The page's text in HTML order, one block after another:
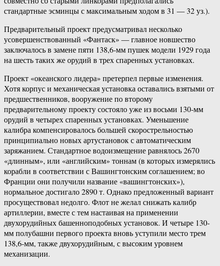
стандартные эсминцы с максимальным ходом в 31 — 32 уз.).
Предварительный проект предусматривал несколько
усовершенствованный «Фантаск» — главное новшество
заключалось в замене пяти 138,6-мм пушек модели 1929 года
на шесть таких же орудий в трех спаренных установках.
Проект «океанского лидера» претерпел первые изменения.
Хотя корпус и механическая установка оставались взятыми от
предшественников, вооружение по второму
предварительному проекту состояло уже из восьми 130-мм
орудий в четырех спаренных установках. Уменьшение
калибра компенсировалось большей скорострельностью
принципиально новых артустановок с автоматическим
заряжанием. Стандартное водоизмещение равнялось 2670
«длинным», или «английским» тоннам (в которых измерялись
корабли в соответствии с Вашингтонским соглашением; во
Франции они получили название «вашингтонских»),
нормальное достигало 2890 т. Однако предложенный вариант
просуществовал недолго. Флот не желал снижать калибр
артиллерии, вместе с тем настаивая на применении
двухорудийных башенноподобных установок. И четыре 130-
мм полубашни первого проекта вновь уступили место трем
138,6-мм, также двухорудийным, с высоким уровнем
механизации.